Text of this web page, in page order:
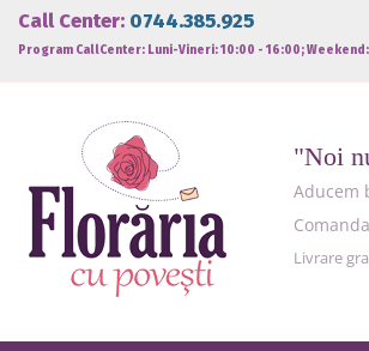
Call Center: 0744.385.925
Program CallCenter: Luni-Vineri: 10:00 - 16:00; Weekend:
"Noi
Aducem
Livrare